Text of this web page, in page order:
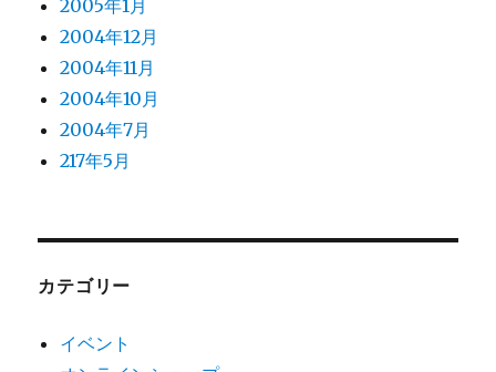
2005年1月
2004年12月
2004年11月
2004年10月
2004年7月
217年5月
カテゴリー
イベント